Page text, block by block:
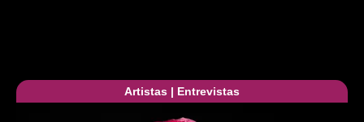
Artistas | Entrevistas